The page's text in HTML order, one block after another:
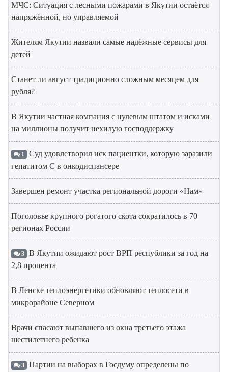
МЧС: Ситуация с лесными пожарами в Якутии остаётся
напряжённой, но управляемой
Жителям Якутии назвали самые надёжные сервисы для
детей
Станет ли август традиционно сложным месяцем для
рубля?
В Якутии частная компания с нулевым штатом и исками
на миллионы получит нехилую господдержку
1 Суд удовлетворил иск пациентки, которую заразили
гепатитом С в онкодиспансере
Завершен ремонт участка региональной дороги «Нам»
Поголовье крупного рогатого скота сократилось в 70
регионах России
3 В Якутии ожидают рост ВРП республики за год на
2,8 процента
В Ленске теплоэнергетики обновляют теплосети в
микрорайоне Северном
Врачи спасают выпавшего из окна третьего этажа
шестилетнего ребенка
3 Партии на выборах в Госдуму определены по